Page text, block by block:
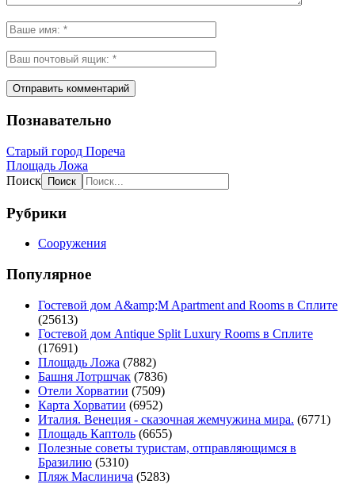
Познавательно
Старый город Пореча
Площадь Ложа
Поиск
Рубрики
Сооружения
Популярное
Гостевой дом A&amp;M Apartment and Rooms в Сплите
(25613)
Гостевой дом Antique Split Luxury Rooms в Сплите
(17691)
Площадь Ложа (7882)
Башня Лотршчак (7836)
Отели Хорватии (7509)
Карта Хорватии (6952)
Италия. Венеция - сказочная жемчужина мира. (6771)
Площадь Каптоль (6655)
Полезные советы туристам, отправляющимся в
Бразилию (5310)
Пляж Маслинича (5283)